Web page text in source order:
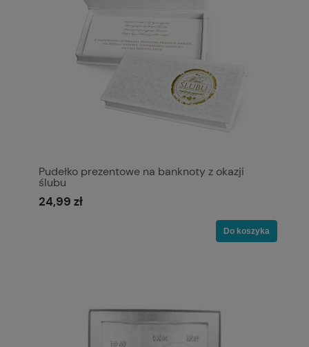
Pudełko prezentowe na banknoty z okazji
ślubu
24,99 zł
Do koszyka